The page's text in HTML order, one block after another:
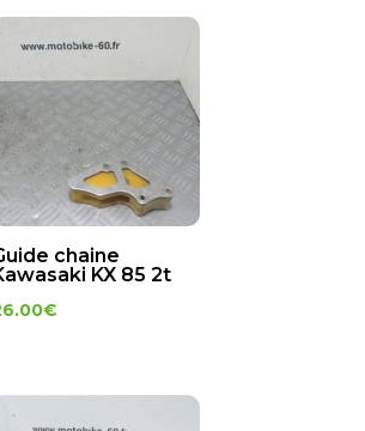
chaine
KX 85 2t
€